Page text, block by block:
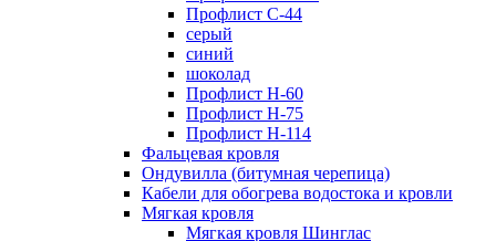
Профлист С-44
серый
синий
шоколад
Профлист Н-60
Профлист Н-75
Профлист H-114
Фальцевая кровля
Ондувилла (битумная черепица)
Кабели для обогрева водостока и кровли
Мягкая кровля
Мягкая кровля Шинглас